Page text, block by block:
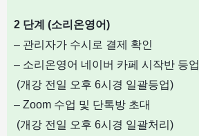
2 단계 (소리온영어)
– 관리자가 수시로 결제 확인
– 소리온영어 네이버 카페 시작반 등업
(개강 전일 오후 6시경 일괄등업)
– Zoom 수업 및 단톡방 초대
(개강 전일 오후 6시경 일괄처리)